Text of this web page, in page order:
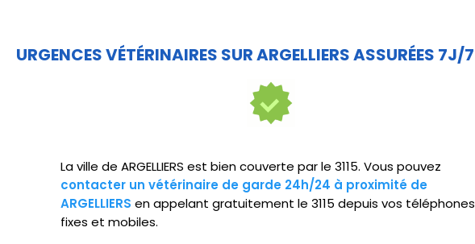
URGENCES VÉTÉRINAIRES SUR ARGELLIERS ASSURÉES 7J/7
La ville de ARGELLIERS est bien couverte par le 3115. Vous pouvez
contacter un vétérinaire de garde 24h/24 à proximité de
ARGELLIERS en appelant gratuitement le 3115 depuis vos téléphones
fixes et mobiles.